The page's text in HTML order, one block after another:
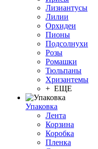
Лизиантусы
Лилии
Орхидеи
Пионы
Подсолнухи
Розы
Ромашки
Тюльпаны
Хризантемы
+ ЕЩЕ
Упаковка
Лента
Корзина
Коробка
Пленка